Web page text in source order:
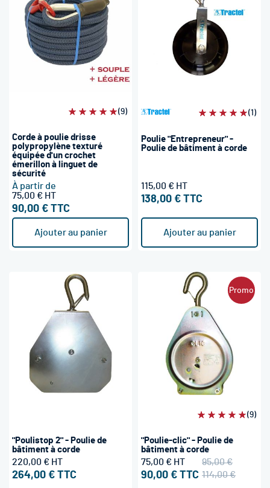
Évaluation:(9)
Corde à poulie drisse
polypropylène texturé
équipée d'un crochet
émerillon à linguet de
sécurité
À partir de
90,00 €
75,00 €
Ajouter au panier
Évaluation:(1)
Poulie "Entrepreneur" -
Poulie de bâtiment à corde
138,00 €
115,00 €
Ajouter au panier
"Poulistop 2" - Poulie de
bâtiment à corde
264,00 €
220,00 €
Promo
Évaluation:(9)
"Poulie-clic" - Poulie de
bâtiment à corde
90,00 €
75,00 €
114,00 €
95,00 €